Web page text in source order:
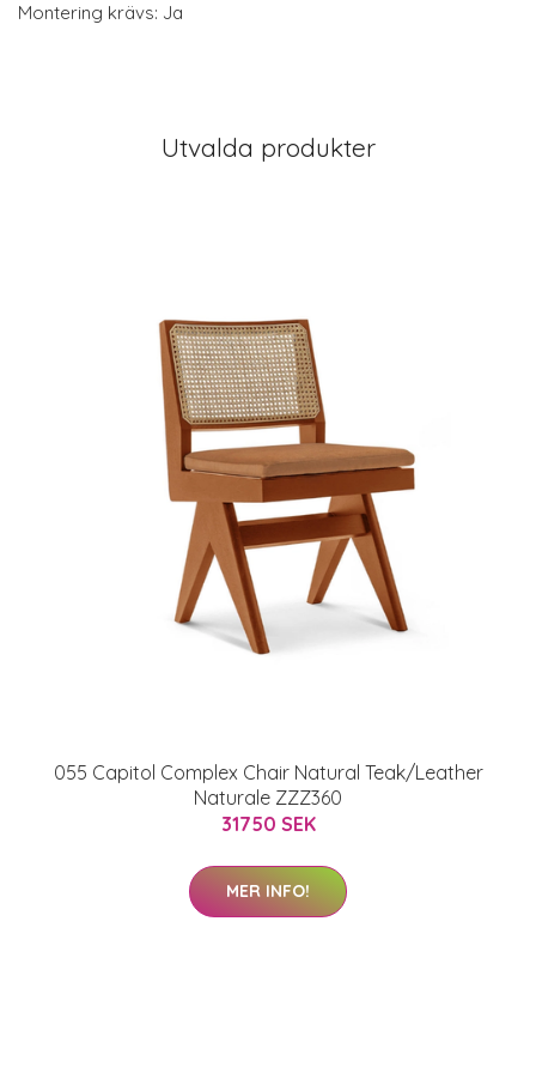
Montering krävs: Ja
Utvalda produkter
055 Capitol Complex Chair Natural Teak/Leather
Naturale ZZZ360
31750 SEK
MER INFO!